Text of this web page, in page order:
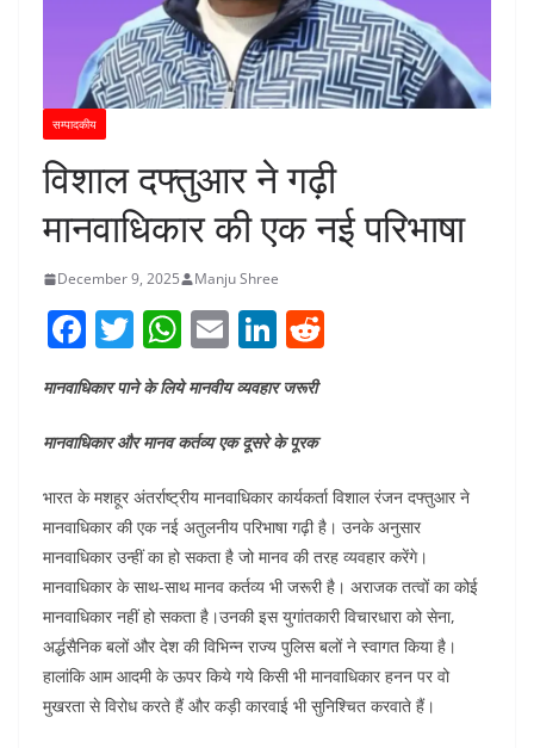
सम्पादकीय
विशाल दफ्तुआर ने गढ़ी
मानवाधिकार की एक नई परिभाषा
December 9, 2025 Manju Shree
F
a
c
e
b
o
o
k
T
w
itt
er
W
h
at
s
A
p
p
E
ai
l
Li
k
e
dI
n
t
मानवाधिकार पाने के लिये मानवीय व्यवहार जरूरी
मानवाधिकार और मानव कर्तव्य एक दूसरे के पूरक
भारत के मशहूर अंतर्राष्ट्रीय मानवाधिकार कार्यकर्ता विशाल रंजन दफ्तुआर ने
मानवाधिकार की एक नई अतुलनीय परिभाषा गढ़ी है। उनके अनुसार
मानवाधिकार उन्हीं का हो सकता है जो मानव की तरह व्यवहार करेंगे।
मानवाधिकार के साथ-साथ मानव कर्तव्य भी जरूरी है। अराजक तत्वों का कोई
मानवाधिकार नहीं हो सकता है।उनकी इस युगांतकारी विचारधारा को सेना,
अर्द्धसैनिक बलों और देश की विभिन्न राज्य पुलिस बलों ने स्वागत किया है।
हालांकि आम आदमी के ऊपर किये गये किसी भी मानवाधिकार हनन पर वो
मुखरता से विरोध करते हैं और कड़ी कारवाई भी सुनिश्चित करवाते हैं।